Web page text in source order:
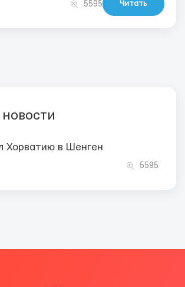
новости
Хорватию в Шенген
5595
5595 Читать